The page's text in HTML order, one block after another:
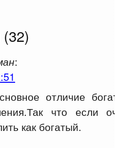
:
отличие
что если
как богатый.